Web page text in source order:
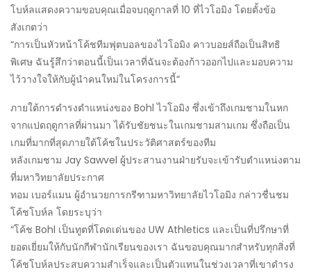
โบห์ลแสดงความขอบคุณเมื่อจบฤดูกาลที่ 10 ที่ไวโอมิง โดยตั้งข้อ
สังเกตว่า
“การเป็นหัวหน้าโค้ชทีมฟุตบอลของไวโอมิง คาวบอยส์ถือเป็นสิทธิ
พิเศษ ฉันรู้สึกว่าตอนนี้เป็นเวลาที่ฉันจะต้องก้าวออกไปและมอบความ
ไว้วางใจให้กับผู้นำคนใหม่ในโครงการนี้”
ภายใต้การดำรงตำแหน่งของ Bohl ไวโอมิง ซึ่งเข้าถึงเกมชามในหก
จากแปดฤดูกาลที่ผ่านมา ได้รับชัยชนะในเกมชามสามเกม ซึ่งถือเป็น
เกมที่มากที่สุดภายใต้โค้ชในประวัติศาสตร์ของทีม
หลังเกมชาม Jay Sawvel ผู้ประสานงานฝ่ายรับจะเข้ารับตำแหน่งตาม
ที่มหาวิทยาลัยประกาศ
ทอม เบอร์แมน ผู้อำนวยการกรีฑามหาวิทยาลัยไวโอมิง กล่าวชื่นชม
โค้ชโบห์ล โดยระบุว่า
“โค้ช Bohl เป็นทูตที่โดดเด่นของ UW Athletics และเป็นที่ปรึกษาที่
ยอดเยี่ยมให้กับนักกีฬานักเรียนของเรา ฉันขอบคุณมากสำหรับทุกสิ่งที่
โค้ชโบห์ลประสบความสำเร็จและเป็นตัวแทนในช่วงเวลาที่เขาดำรง